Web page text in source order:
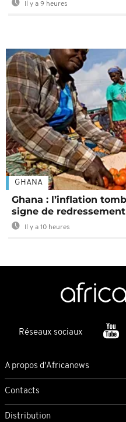
Il y a 9 heures
GHANA
Ghana : l’inflation
signe de
Il y a 10 heures
Réseaux sociaux
A propos d'Africanews
Contacts
Distribution